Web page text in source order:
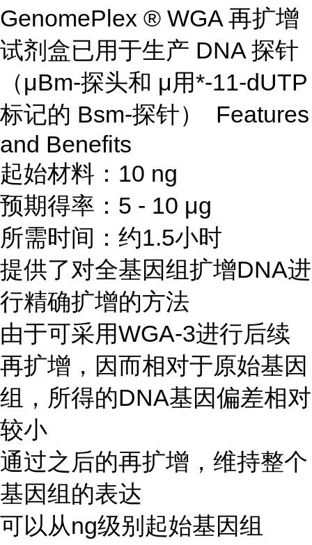
GenomePlex ® WGA 再扩增
试剂盒已用于生产 DNA 探针
（μBm-探头和 μ用*-11-dUTP
标记的 Bsm-探针） Features
and Benefits
起始材料：10 ng
预期得率：5 - 10 μg
所需时间：约1.5小时
提供了对全基因组扩增DNA进
行精确扩增的方法
由于可采用WGA-3进行后续
再扩增，因而相对于原始基因
组，所得的DNA基因偏差相对
较小
通过之后的再扩增，维持整个
基因组的表达
可以从ng级别起始基因组